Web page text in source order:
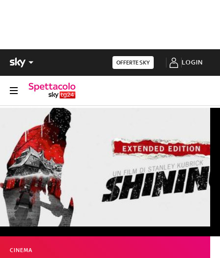
OFFERTE SKY LOGIN
CINEMA